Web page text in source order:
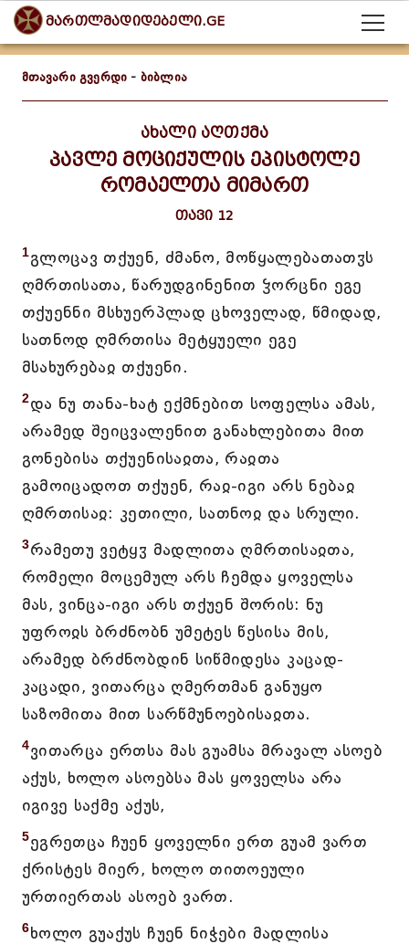
მართლმადიდებელი.GE
მთავარი გვერდი - ბიბლია
ახალი აღთქმა
პავლე მოციქულის ეპისტოლე
რომაელთა მიმართ
თავი 12
1გლოცავ თქუენ, ძმანო, მოწყალებათათჳს
ღმრთისათა, წარუდგინენით ჴორცნი ეგე
თქუენნი მსხუერპლად ცხოველად, წმიდად,
სათნოდ ღმრთისა მეტყუელი ეგე
მსახურებაჲ თქუენი.
2და ნუ თანა-ხატ ექმნებით სოფელსა ამას,
არამედ შეიცვალენით განახლებითა მით
გონებისა თქუენისაჲთა, რაჲთა
გამოიცადოთ თქუენ, რაჲ-იგი არს ნებაჲ
ღმრთისაჲ: კეთილი, სათნოჲ და სრული.
3რამეთუ ვეტყჳ მადლითა ღმრთისაჲთა,
რომელი მოცემულ არს ჩემდა ყოველსა
მას, ვინცა-იგი არს თქუენ შორის: ნუ
უფროჲს ბრძნობნ უმეტეს წესისა მის,
არამედ ბრძნობდინ სიწმიდესა კაცად-
კაცადი, ვითარცა ღმერთმან განუყო
საზომითა მით სარწმუნოებისაჲთა.
4ვითარცა ერთსა მას გუამსა მრავალ ასოებ
აქუს, ხოლო ასოებსა მას ყოველსა არა
იგივე საქმე აქუს,
5ეგრეთცა ჩუენ ყოველნი ერთ გუამ ვართ
ქრისტეს მიერ, ხოლო თითოეული
ურთიერთას ასოებ ვართ.
6ხოლო გუაქუს ჩუენ ნიჭები მადლისა